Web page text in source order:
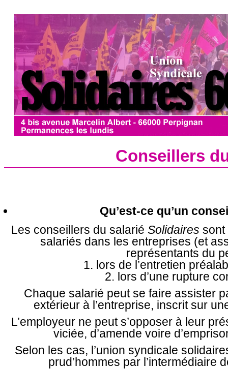
Conseillers
Qu’est-ce qu’un
Les conseillers du salarié Solidaires sont
salariés dans les entreprises (et
représentants du
1. lors de l’entretien
2. lors d’une rupture
Chaque salarié peut se faire assister
extérieur à l’entreprise, inscrit sur
L’employeur ne peut s’opposer à leur
viciée, d’amende voire
Selon les cas, l’union syndicale
prud’hommes par l’intermédiaire